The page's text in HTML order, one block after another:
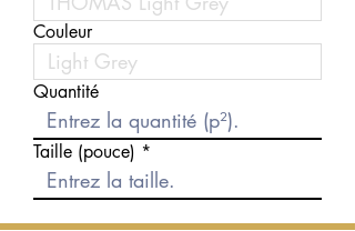
Couleur
Quantité
Taille (pouce)